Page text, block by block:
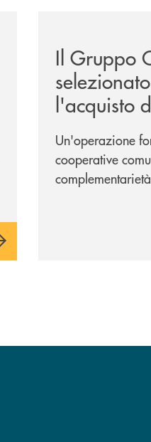
Il Gruppo
l'acquisto
Cambiano
Un'operazione
cooperative